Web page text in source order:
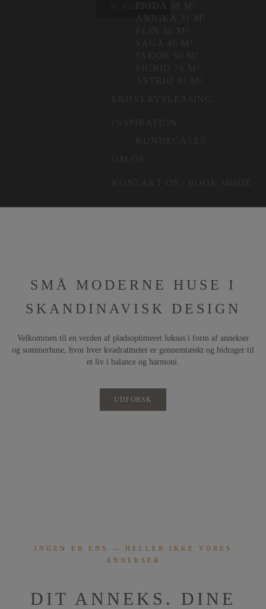
FRIDA 30 M²
ANNIKA 31 M²
SE MERE ⟶
SMÅ MODERNE HUSE I
SKANDINAVISK DESIGN
Velkommen til en verden af pladsoptimeret luksus i form af annekser
og sommerhuse, hvor hver kvadratmeter er gennemtænkt og bidrager til
et liv i balance og harmoni.
UDFORSK
INGEN ER ENS — HELLER IKKE VORES
ANNEKSER
DIT ANNEKS. DINE